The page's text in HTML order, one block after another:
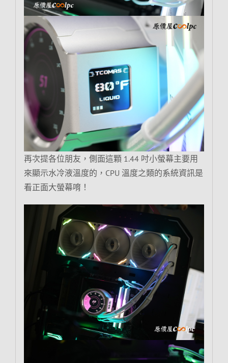
再次提各位朋友，側面這顆 1.44 吋小螢幕主要用
來顯示水冷液溫度的，CPU 溫度之類的系統資訊是
看正面大螢幕唷！